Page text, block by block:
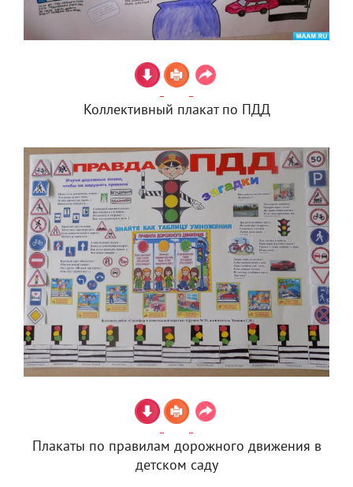
Коллективный плакат по ПДД
Плакаты по правилам дорожного движения в
детском саду